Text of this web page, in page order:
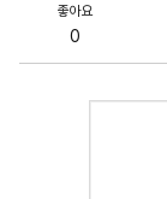
좋아요
0